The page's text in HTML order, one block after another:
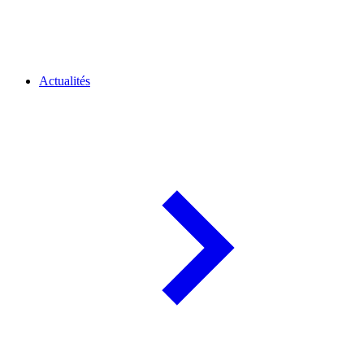
Actualités